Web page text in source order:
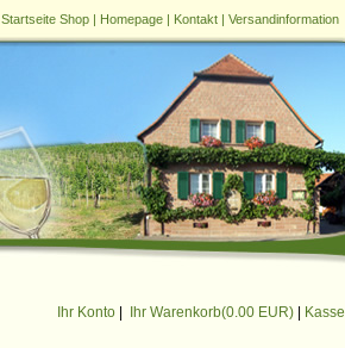
Startseite Shop | Homepage | Kontakt | Versandinformation
Ihr Konto Ihr Warenkorb(0.00 EUR) Kasse